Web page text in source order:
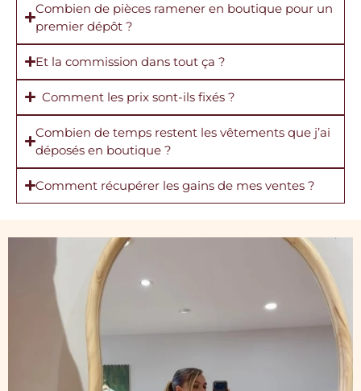
Combien de pièces ramener en boutique pour un
premier dépôt ?
Et la commission dans tout ça ?
Comment les prix sont-ils fixés ?
Combien de temps restent les vêtements que j’ai
déposés en boutique ?
Comment récupérer les gains de mes ventes ?